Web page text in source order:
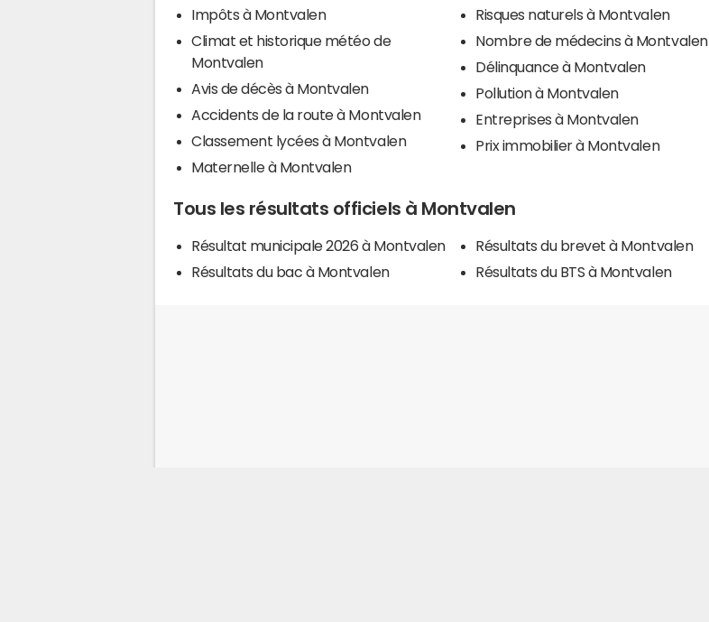
Impôts à Montvalen
Climat et historique météo de
Montvalen
Avis de décès à Montvalen
Accidents de la route à Montvalen
Classement lycées à Montvalen
Maternelle à Montvalen
Risques naturels à Montvalen
Nombre de médecins à Montvalen
Délinquance à Montvalen
Pollution à Montvalen
Entreprises à Montvalen
Prix immobilier à Montvalen
Tous les résultats officiels à Montvalen
Résultat municipale 2026 à Montvalen
Résultats du bac à Montvalen
Résultats du brevet à Montvalen
Résultats du BTS à Montvalen